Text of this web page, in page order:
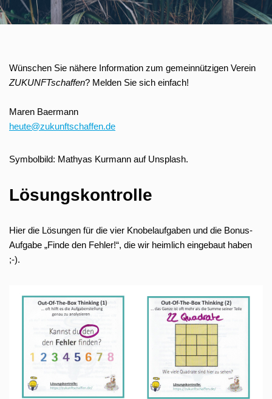
Wünschen Sie nähere Information zum gemeinnützigen Verein
ZUKUNFTschaffen? Melden Sie sich einfach!
Maren Baermann
heute@zukunftschaffen.de
Symbolbild: Mathyas Kurmann auf Unsplash.
Lösungskontrolle
Hier die Lösungen für die vier Knobelaufgaben und die Bonus-
Aufgabe „Finde den Fehler!“, die wir heimlich eingebaut haben
;-).